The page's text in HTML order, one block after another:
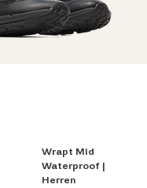
Wrapt Mid
Waterproof |
Herren